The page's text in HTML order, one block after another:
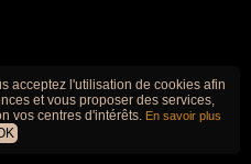
acceptez l'utilisation de cookies afin
et vous proposer des services,
vos centres d'intérêts. En savoir plus